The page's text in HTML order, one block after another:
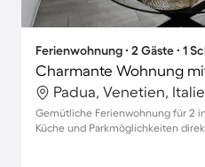
Ferienwohnung ∙ 2 Gäste ∙ 1
Padua, Venetien,
Gemütliche Ferienwohnung für 2
Küche und Parkmöglichkeiten